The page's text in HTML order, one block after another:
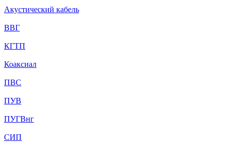
Акустический кабель
ВВГ
КГТП
Коаксиал
ПВС
ПУВ
ПУГВнг
СИП